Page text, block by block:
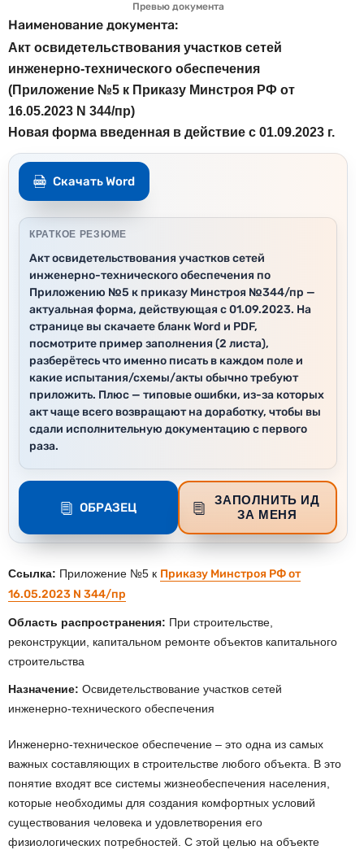
Превью документа
Наименование документа:
Акт освидетельствования участков сетей
инженерно-технического обеспечения
(Приложение №5 к Приказу Минстроя РФ от
16.05.2023 N 344/пр)
Новая форма введенная в действие с 01.09.2023 г.
Скачать Word
КРАТКОЕ РЕЗЮМЕ
Акт освидетельствования участков сетей
инженерно-технического обеспечения по
Приложению №5 к приказу Минстроя №344/пр —
актуальная форма, действующая с 01.09.2023. На
странице вы скачаете бланк Word и PDF,
посмотрите пример заполнения (2 листа),
разберётесь что именно писать в каждом поле и
какие испытания/схемы/акты обычно требуют
приложить. Плюс — типовые ошибки, из-за которых
акт чаще всего возвращают на доработку, чтобы вы
сдали исполнительную документацию с первого
раза.
ОБРАЗЕЦ
ЗАПОЛНИТЬ ИД
ЗА МЕНЯ
Ссылка: Приложение №5 к Приказу Минстроя РФ от
16.05.2023 N 344/пр
Область распространения: При строительстве,
реконструкции, капитальном ремонте объектов капитального
строительства
Назначение: Освидетельствование участков сетей
инженерно-технического обеспечения
Инженерно-техническое обеспечение – это одна из самых
важных составляющих в строительстве любого объекта. В это
понятие входят все системы жизнеобеспечения населения,
которые необходимы для создания комфортных условий
существования человека и удовлетворения его
физиологических потребностей. С этой целью на объекте